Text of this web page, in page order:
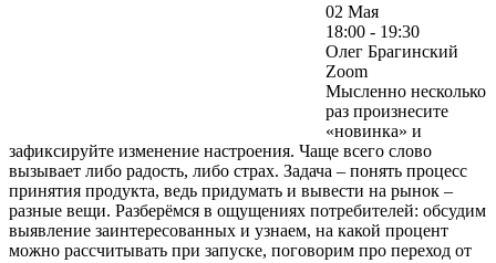
02 Мая
18:00 - 19:30
Олег Брагинский
Zoom
Мысленно несколько
раз произнесите
«новинка» и
зафиксируйте изменение настроения. Чаще всего слово
вызывает либо радость, либо страх. Задача – понять процесс
принятия продукта, ведь придумать и вывести на рынок –
разные вещи. Разберёмся в ощущениях потребителей: обсудим
выявление заинтересованных и узнаем, на какой процент
можно рассчитывать при запуске, поговорим про переход от